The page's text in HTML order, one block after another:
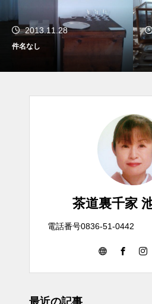
2013.11.28
件名なし
茶道裏千家
電話番号0836-51-0442
最近の記事